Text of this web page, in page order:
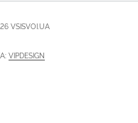
VSISVOI.UA
VIPDESIGN